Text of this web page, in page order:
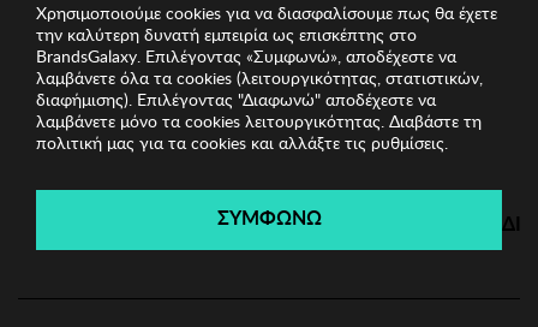
Home Accessories Είδη σπιτιού
Δίσκος Zsa Zsa
Zsu
Home Accessories
Λήγει σε: 00ημέρες | 00ώρες 00λεπτά 00δευτ.
Χρησιμοποιούμε cookies για να διασφαλίσουμε πως θα έχετε
την καλύτερη δυνατή εμπειρία ως επισκέπτης στο
BrandsGalaxy. Επιλέγοντας «Συμφωνώ», αποδέχεστε να
λαμβάνετε όλα τα cookies (λειτουργικότητας, στατιστικών,
διαφήμισης). Επιλέγοντας "Διαφωνώ" αποδέχεστε να
λαμβάνετε μόνο τα cookies λειτουργικότητας. Διαβάστε τη
πολιτική μας για τα cookies και αλλάξτε τις ρυθμίσεις.
ΣΥΜΦΩΝΩ